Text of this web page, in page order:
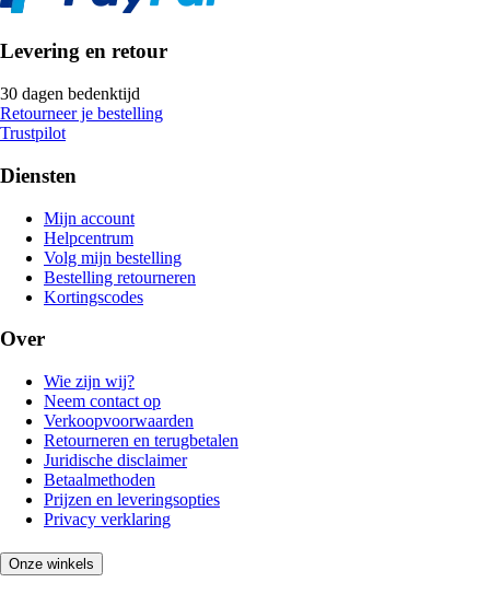
Levering en retour
30 dagen bedenktijd
Retourneer je bestelling
Trustpilot
Diensten
Mijn account
Helpcentrum
Volg mijn bestelling
Bestelling retourneren
Kortingscodes
Over
Wie zijn wij?
Neem contact op
Verkoopvoorwaarden
Retourneren en terugbetalen
Juridische disclaimer
Betaalmethoden
Prijzen en leveringsopties
Privacy verklaring
Onze winkels